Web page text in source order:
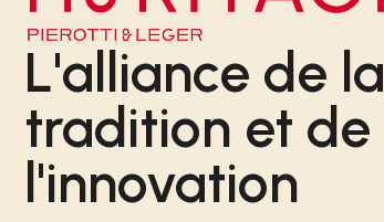
L'alliance de la
tradition et de
l'innovation